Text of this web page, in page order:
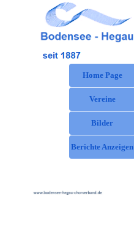
Direkt zum Seiteninhalt
Home Page
Vereine
Bilder
Berichte Anzeigen